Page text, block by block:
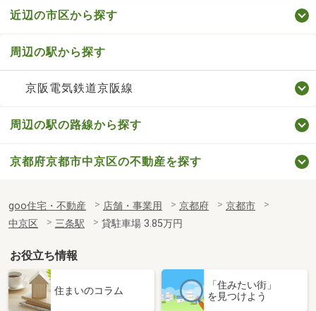
近辺の市区から探す
周辺の駅から探す
京阪電気鉄道京阪線
周辺の駅の路線から探す
京都府京都市中京区の不動産を探す
goo住宅・不動産 店舗・事業用 京都府
京都市
中京区
三条駅 貸駐車場 3.85万円
お役立ち情報
住まいのコラム
「住みたい街」
を見つけよう